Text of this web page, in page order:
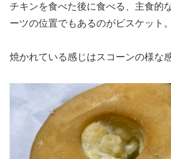
チキンを食べた後に食べる、主食的
ーツの位置でもあるのがビスケット。
焼かれている感じはスコーンの様な